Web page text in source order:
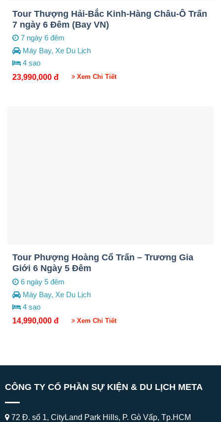
Tour Thượng Hải-Bắc Kinh-Hàng Châu-Ô Trấn
7 ngày 6 Đêm (Bay VN)
7 ngày 6 đêm
Máy Bay, Xe Du Lịch
4 sao
23,990,000đ Xem Chi Tiết
Tour Phượng Hoàng Cổ Trấn – Trương Gia
Giới 6 Ngày 5 Đêm
6 ngày 5 đêm
Máy Bay, Xe Du Lịch
4 sao
14,990,000đ Xem Chi Tiết
CÔNG TY CỔ PHẦN SỰ KIỆN & DU LỊCH META
72 Đ. số 1, CityLand Park Hills, P. Gò Vấp, Tp.HCM